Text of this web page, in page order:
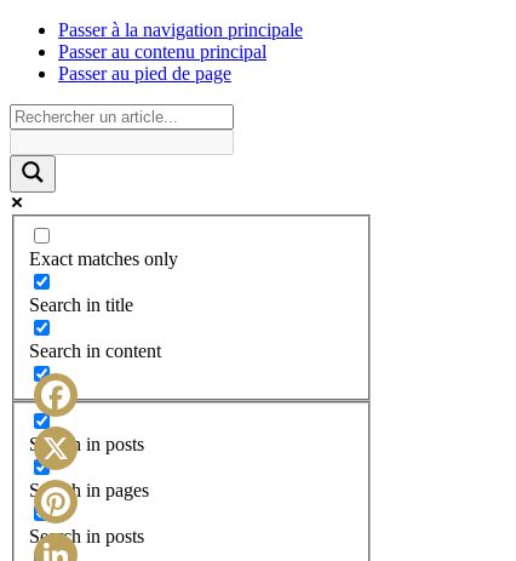
Passer à la navigation principale
Passer au contenu principal
Passer au pied de page
Exact matches only
Search in title
Search in content
Search in posts
Search in pages
Search in posts
Facebook
X
Pinterest